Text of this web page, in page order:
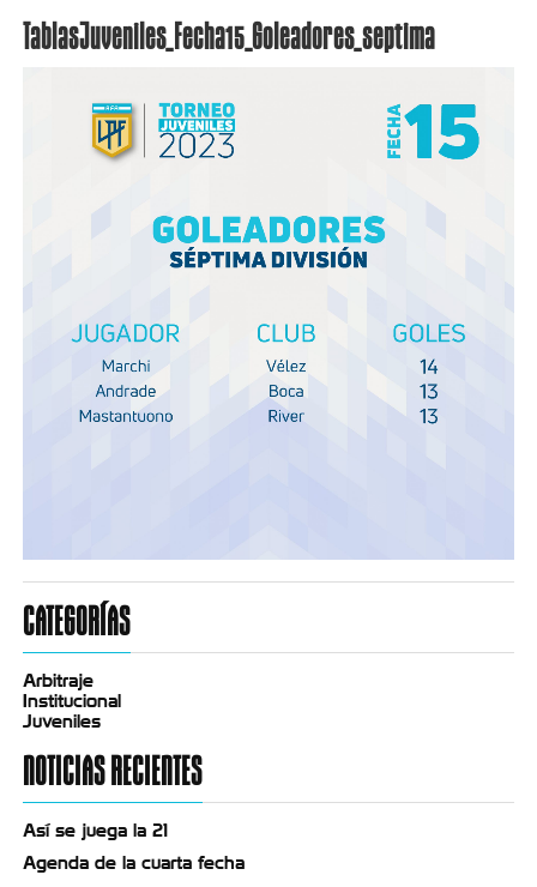
TablasJuveniles_Fecha15_Goleadores_septima
CATEGORÍAS
Arbitraje
Institucional
Juveniles
NOTICIAS RECIENTES
Así se juega la 21
Agenda de la cuarta fecha